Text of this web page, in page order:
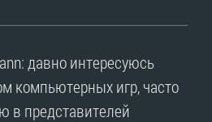
давно интересуюсь
компьютерных игр, часто
в представителей